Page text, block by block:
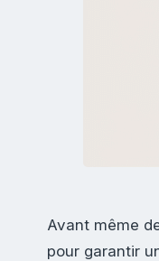
Avant même
pour garantir